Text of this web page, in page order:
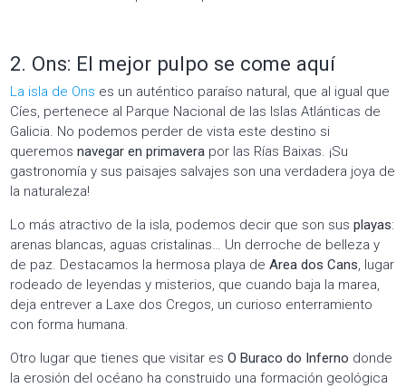
2. Ons: El mejor pulpo se come aquí
La isla de Ons es un auténtico paraíso natural, que al igual que
Cíes, pertenece al Parque Nacional de las Islas Atlánticas de
Galicia. No podemos perder de vista este destino si
queremosnavegar en primavera por las Rías Baixas. ¡Su
gastronomía y sus paisajes salvajes son una verdadera joya de
la naturaleza!
Lo más atractivo de la isla, podemos decir que son susplayas:
arenas blancas, aguas cristalinas… Un derroche de belleza y
de paz. Destacamos la hermosa playa deArea dos Cans, lugar
rodeado de leyendas y misterios, que cuando baja la marea,
deja entrever a Laxe dos Cregos, un curioso enterramiento
con forma humana.
Otro lugar que tienes que visitar esO Buraco do Inferno donde
la erosión del océano ha construido una formación geológica